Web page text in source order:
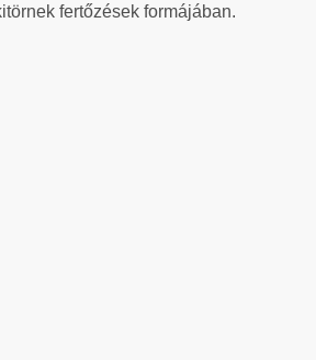
fertőzések formájában.